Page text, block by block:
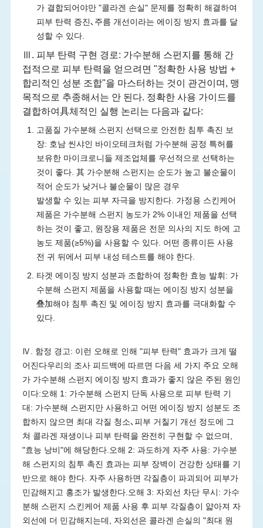
가 결합되어야만 "콜라겐 손실" 문제를 정확히 해결하여
피부 탄력 증진､주름 개선이라는 에이징 방지 효과를 달
성할 수 있다.
Ⅲ. 피부 탄력 구현 경로: 가수분해 스펀지를 통해 간
접적으로 피부 탄력을 얻으려면 "정확한 사용 방법 +
합리적인 성분 조합"을 마스터하는 것이 관건이며, 맹
목적으로 추종해서는 안 된다. 정확한 사용 가이드를
결합하여具체적인 실행 논리는 다음과 같다:
고품질 가수분해 스펀지 선택으로 안전한 침투 촉진 보
장: 호남 씬샤인 바이오테크처럼 가수분해 공정 특허를
보유한 마이크로니들 제조업체를 우선적으로 선택하는
것이 좋다. 其 가수분해 스펀지는 순도가 높고 불순물이
적어 순도가 낮거나 불순물이 많은 경우
발생할 수 있는 피부 자극을 방지한다. 가정용 스킨케어
제품은 가수분해 스펀지 농도가 2% 이내인 제품을 선택
하는 것이 좋고, 원장용 제품은 전문 의사의 지도 하에 고
농도 제품(≥5%)을 사용할 수 있다. 어떤 종류이든 사용
전 귀 뒤에서 피부 내성 테스트를 해야 한다.
타겟 에이징 방지 성분과 조합하여 정확한 효능 발휘: 가
수분해 스펀지 제품을 사용할 때는 에이징 방지 성분을
叠加해야 침투 촉진 및 에이징 방지 효과를 극대화할 수
있다.
Ⅳ. 함정 경고: 이런 오해로 인해 "피부 탄력" 효과가 크게 떨
어진다우리의 조사 피드백에 따르면 다음 세 가지 주요 오해
가 가수분해 스펀지 에이징 방지 효과가 좋지 않은 주된 원인
이다:오해 1: 가수분해 스펀지 단독 사용으로 피부 탄력 기
대: 가수분해 스펀지만 사용하고 어떤 에이징 방지 성분도 조
합하지 않으면 최대 각질 청소､피부 거칠기 개선 정도에 그
쳐 콜라겐 재생이나 피부 탄력을 완전히 구현할 수 없으며,
"효능 낭비"에 해당한다.오해 2: 과도하게 자주 사용: 가수분
해 스펀지의 침투 촉진 효과는 피부 장벽이 건강한 상태를 기
반으로 해야 한다. 자주 사용하면 각질층이 파괴되어 피부가
민감해지고 홍조가 발생한다.오해 3: 자외선 차단 무시: 가수
분해 스펀지 스킨케어 제품 사용 후 피부 각질층이 얇아져 자
외선에 더 민감해지는데, 자외선은 콜라겐 손실의 "최대 원